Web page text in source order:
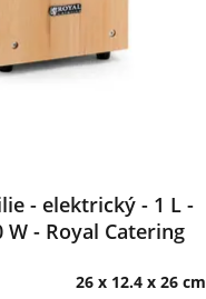
- elektrický - 1 L -
W - Royal Catering
26 x 12.4 x 26 cm